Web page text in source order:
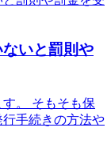
ないと罰則や
。 そもそも保
手続きの方法や